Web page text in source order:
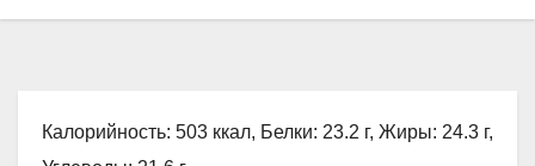
Калорийность: 503 ккал, Белки: 23.2 г, Жиры: 24.3 г,